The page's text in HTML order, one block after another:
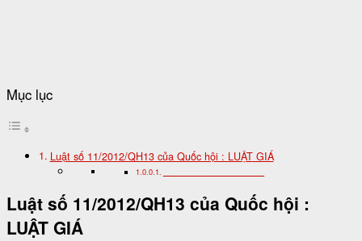
Mục lục
Luật số 11/2012/QH13 của Quốc hội : LUẬT GIÁ
Luật số 11/2012/QH13 của Quốc hội :
LUẬT GIÁ